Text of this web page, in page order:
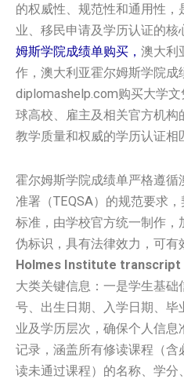
的权威性、规范性和通用性
业、移民申请及学历认证的核
姆斯学院‌成绩单购买， 澳大利
作，澳大利亚霍尔姆斯学院‌成
diplomashelp.com购买大学
球高校、雇主及相关官方机
教学质量和权威的学历认证相
霍尔姆斯学院成绩单严格遵
准署（TEQSA）的规范要求
标准，由学校官方统一制作
伪标识，具有法律效力，可有
Holmes Institute transcript
大类关键信息：一是学生基
号、出生日期、入学日期、
业及学历层次，确保个人信
记录，涵盖所有修读课程（
读未通过课程）的名称、学